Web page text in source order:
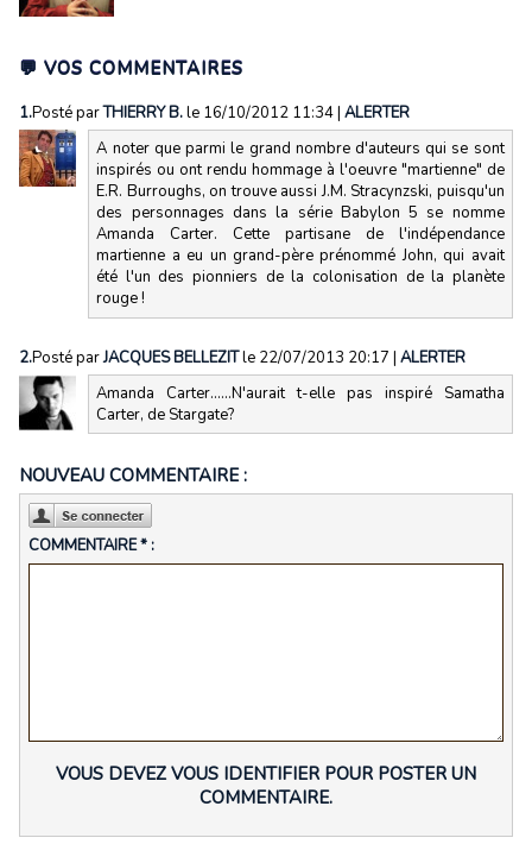
💬 VOS COMMENTAIRES
1.Posté parTHIERRY B.le 16/10/2012 11:34| ALERTER
A noter que parmi le grand nombre d'auteurs qui se sont
inspirés ou ont rendu hommage à l'oeuvre "martienne" de
E.R. Burroughs, on trouve aussi J.M. Stracynzski, puisqu'un
des personnages dans la série Babylon 5 se nomme
Amanda Carter. Cette partisane de l'indépendance
martienne a eu un grand-père prénommé John, qui avait
été l'un des pionniers de la colonisation de la planète
rouge !
2.Posté parJACQUES BELLEZITle 22/07/2013 20:17 | ALERTER
Amanda Carter......N'aurait t-elle pas inspiré Samatha
Carter, de Stargate?
NOUVEAU COMMENTAIRE :
COMMENTAIRE * :
VOUS DEVEZ VOUS IDENTIFIER POUR POSTER UN
COMMENTAIRE.